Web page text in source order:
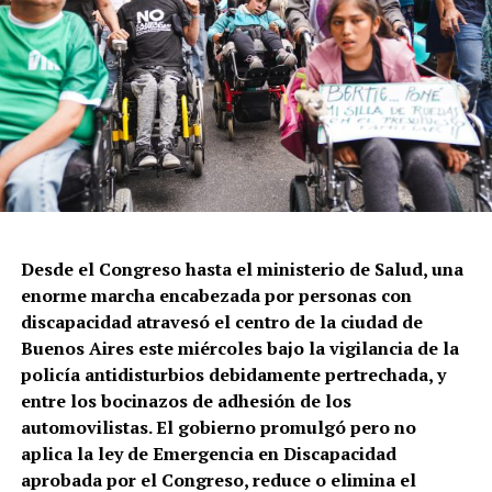
Casaló mientras que Horacio Giménez es el Ministro de
Seguridad del gobierno porteño liderado por Jorge
Macri.
Este domingo por la tarde, en la esquina de Salta y
Constitución, la Policía de la Ciudad volvió a tirar a
matar. En este caso a Leonardo Vargas, quien quedó
gravemente herido y pelea por sobrevivir. Lo que
intentaba que una persona en situación de calle no le
robara su celular.
El mapa del caravanazo.
Desde el Congreso hasta el ministerio de Salud, una
enorme marcha encabezada por personas con
discapacidad atravesó el centro de la ciudad de
Buenos Aires este miércoles bajo la vigilancia de la
policía antidisturbios debidamente pertrechada, y
entre los bocinazos de adhesión de los
automovilistas. El gobierno promulgó pero no
aplica la ley de Emergencia en Discapacidad
aprobada por el Congreso, reduce o elimina el